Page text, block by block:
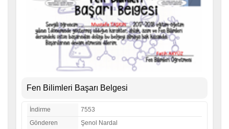
Fen Bilimleri Başarı Belgesi
İndirme
7553
Gönderen
Şenol Nardal